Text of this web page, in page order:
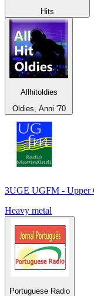
Hits
Allhitoldies
Oldies, Anni '70
3UGE UGFM - Upper
Heavy metal
Portuguese Radio